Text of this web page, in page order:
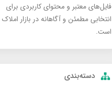
فایل‌های معتبر و محتوای کاربردی برای
انتخابی مطمئن و آگاهانه در بازار املاک
است.
دسته‌بندی